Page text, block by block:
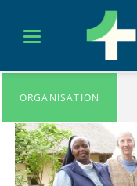
ORGANISATION